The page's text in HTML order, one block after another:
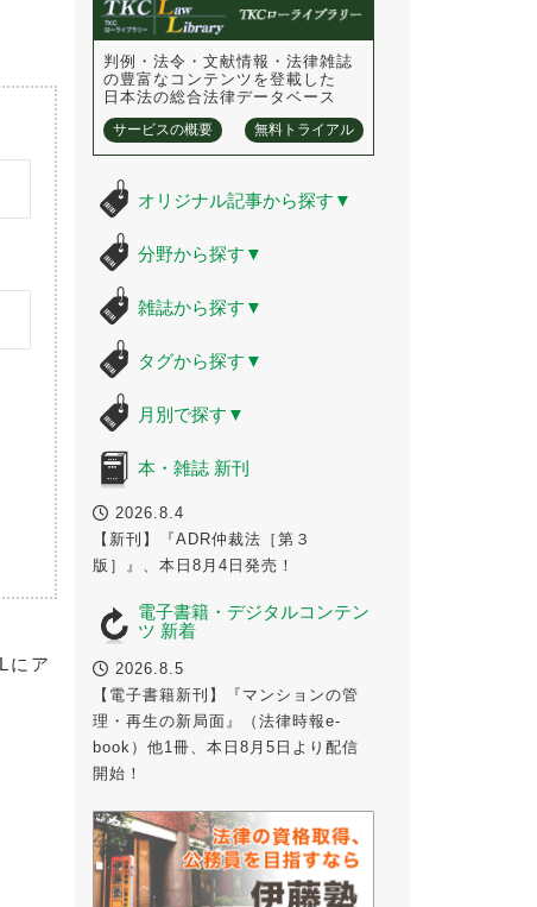
にア
判例・法令・文献情報・法律雑誌
の豊富なコンテンツを登載した
日本法の総合法律データベース
サービスの概要 無料トライアル
オリジナル記事から探す ▼
分野から探す ▼
雑誌から探す ▼
タグから探す ▼
月別で探す ▼
本・雑誌 新刊
2026.8.4
【新刊】『ADR仲裁法［第３
版］』、本日8月4日発売！
電子書籍・デジタルコンテン
ツ 新着
2026.8.5
【電子書籍新刊】『マンションの管
理・再生の新局面』（法律時報e-
book）他1冊、本日8月5日より配信
開始！